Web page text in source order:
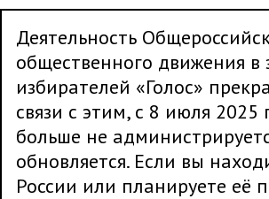
Деятельность
общественного движения в
избирателей «Голос»
связи с этим, с 8 июля 2025
больше не
обновляется. Если вы
России или планируете её